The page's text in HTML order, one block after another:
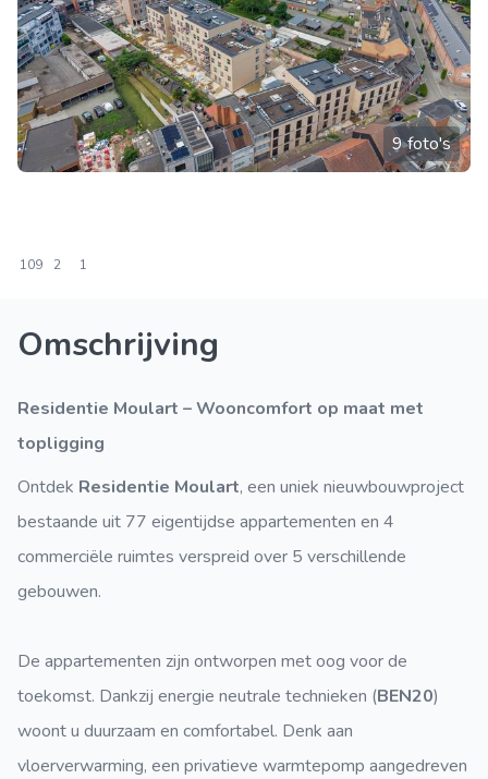
9 foto's
109 2 1
Omschrijving
Residentie Moulart – Wooncomfort op maat met
topligging
Ontdek Residentie Moulart, een uniek nieuwbouwproject
bestaande uit 77 eigentijdse appartementen en 4
commerciële ruimtes verspreid over 5 verschillende
gebouwen.
De appartementen zijn ontworpen met oog voor de
toekomst. Dankzij energie neutrale technieken (BEN20)
woont u duurzaam en comfortabel. Denk aan
vloerverwarming, een privatieve warmtepomp aangedreven